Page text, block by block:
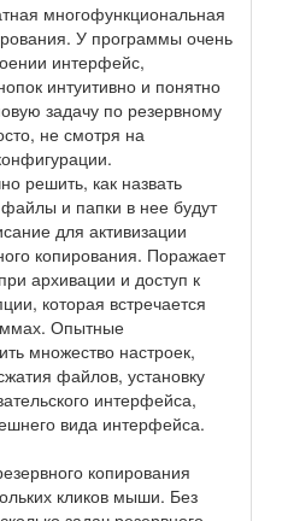
многофункциональная
У программы очень
интерфейс,
интуитивно и понятно
задачу по резервному
не смотря на
решить, как назвать
и папки в нее будут
для активизации
копирования. Поражает
архивации и доступ к
которая встречается
Опытные
множество настроек,
файлов, установку
интерфейса,
вида интерфейса.
копирования
кликов мыши. Без